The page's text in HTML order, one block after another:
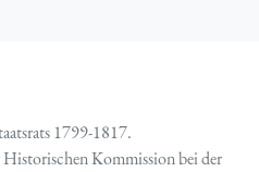
1799-1817.
Historischen Kommission bei der